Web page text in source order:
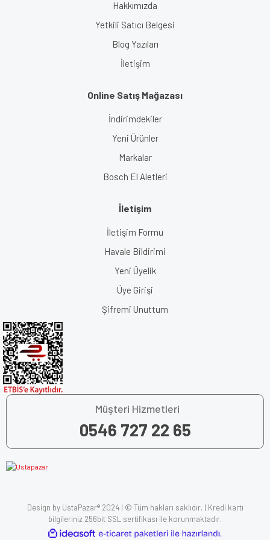
Hakkımızda
Yetkili Satıcı Belgesi
Blog Yazıları
İletişim
Online Satış Mağazası
İndirimdekiler
Yeni Ürünler
Markalar
Bosch El Aletleri
İletişim
İletişim Formu
Havale Bildirimi
Yeni Üyelik
Üye Girişi
Şifremi Unuttum
Müşteri Hizmetleri
0546 727 22 65
Design by UstaPazar® 2024 | © Tüm hakları saklıdır. | Kredi kartı
bilgileriniz 256bit SSL sertifikası ile korunmaktadır.
ideasoft e-